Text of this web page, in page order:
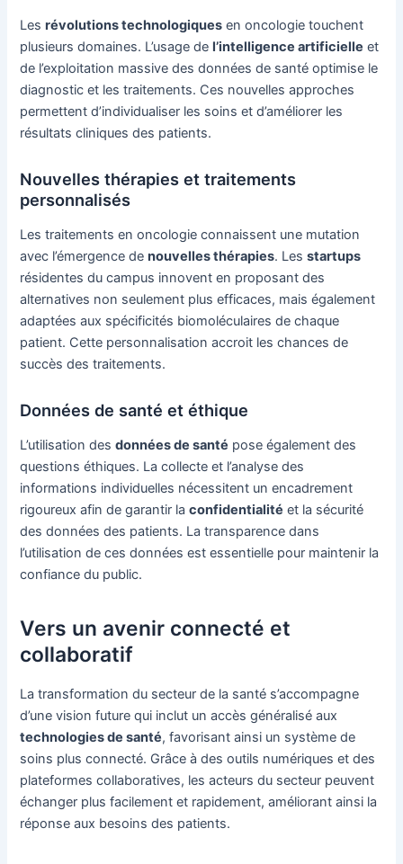
Lesrévolutions technologiques en oncologie touchent
plusieurs domaines. L’usage de l’intelligence artificielle et
de l’exploitation massive des données de santé optimise le
diagnostic et les traitements. Ces nouvelles approches
permettent d’individualiser les soins et d’améliorer les
résultats cliniques des patients.
Nouvelles thérapies et traitements
personnalisés
Les traitements en oncologie connaissent une mutation
avec l’émergence denouvelles thérapies. Lesstartups
résidentes du campus innovent en proposant des
alternatives non seulement plus efficaces, mais également
adaptées aux spécificités biomoléculaires de chaque
patient. Cette personnalisation accroit les chances de
succès des traitements.
Données de santé et éthique
L’utilisation desdonnées de santé pose également des
questions éthiques. La collecte et l’analyse des
informations individuelles nécessitent un encadrement
rigoureux afin de garantir laconfidentialité et la sécurité
des données des patients. La transparence dans
l’utilisation de ces données est essentielle pour maintenir la
confiance du public.
Vers un avenir connecté et
collaboratif
La transformation du secteur de la santé s’accompagne
d’une vision future qui inclut un accès généralisé aux
technologies de santé, favorisant ainsi un système de
soins plus connecté. Grâce à des outils numériques et des
plateformes collaboratives, les acteurs du secteur peuvent
échanger plus facilement et rapidement, améliorant ainsi la
réponse aux besoins des patients.